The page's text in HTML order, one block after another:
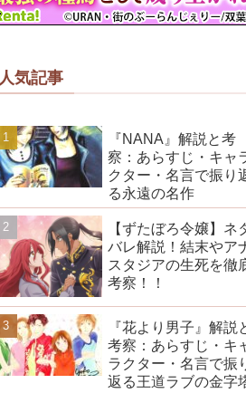
人気記事
『NANA』解説と考
察：あらすじ・キャ
クター・名言で振り
る永遠の名作
【ずたぼろ令嬢】ネ
バレ解説！結末やア
スタジアの生死を徹
考察！！
『花より男子』解説
考察：あらすじ・キ
ラクター・名言で振
返る王道ラブの金字